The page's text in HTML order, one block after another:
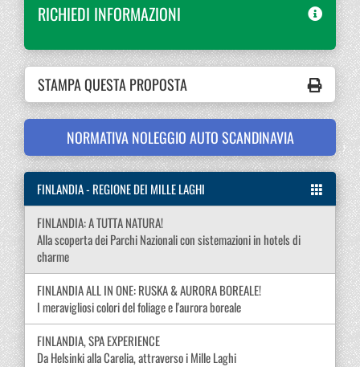
RICHIEDI INFORMAZIONI
STAMPA QUESTA PROPOSTA
NORMATIVA NOLEGGIO AUTO SCANDINAVIA
FINLANDIA - REGIONE DEI MILLE LAGHI
FINLANDIA: A TUTTA NATURA!
Alla scoperta dei Parchi Nazionali con sistemazioni in hotels di
charme
FINLANDIA ALL IN ONE: RUSKA & AURORA BOREALE!
I meravigliosi colori del foliage e l'aurora boreale
FINLANDIA, SPA EXPERIENCE
Da Helsinki alla Carelia, attraverso i Mille Laghi